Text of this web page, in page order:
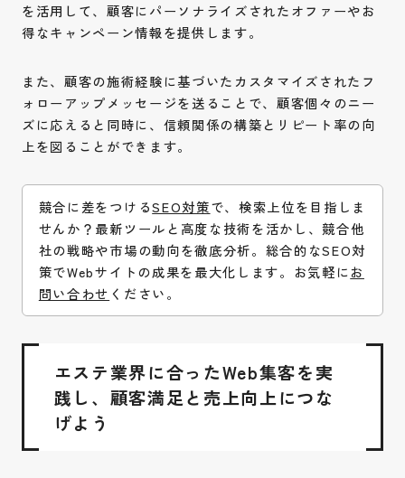
を活用して、顧客にパーソナライズされたオファーやお
得なキャンペーン情報を提供します。
また、顧客の施術経験に基づいたカスタマイズされたフ
ォローアップメッセージを送ることで、顧客個々のニー
ズに応えると同時に、信頼関係の構築とリピート率の向
上を図ることができます。
競合に差をつけるSEO対策で、検索上位を目指しま
せんか？最新ツールと高度な技術を活かし、競合他
社の戦略や市場の動向を徹底分析。総合的なSEO対
策でWebサイトの成果を最大化します。お気軽にお
問い合わせ ください。
エステ業界に合ったWeb集客を実
践し、顧客満足と売上向上につな
げよう